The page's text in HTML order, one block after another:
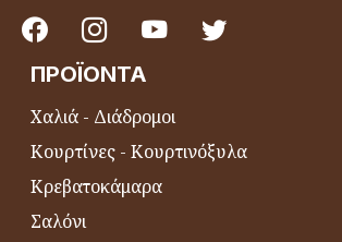
ΠΡΟΪΌΝΤΑ
Χαλιά - Διάδρομοι
Κουρτίνες - Κουρτινόξυλα
Κρεβατοκάμαρα
Σαλόνι